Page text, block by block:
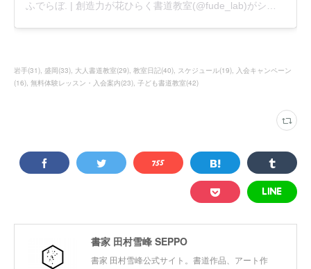
岩手(31) 盛岡(33) 大人書道教室(29) 教室日記(40) スケジュール(19) 入会キャンペーン
(16) 無料体験レッスン・入会案内(23) 子ども書道教室(42)
書家 田村雪峰 SEPPO
書家 田村雪峰公式サイト。書道作品、アート作